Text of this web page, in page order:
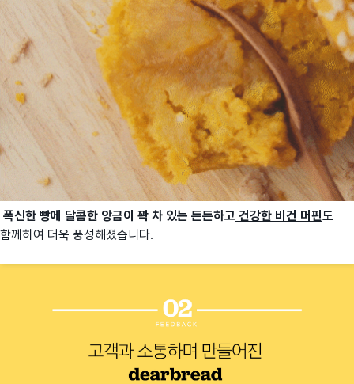
폭신한 빵에 달콤한 앙금이 꽉 차 있는 든든하고 건강한 비건 머핀 도
함께하여 더욱 풍성해졌습니다.